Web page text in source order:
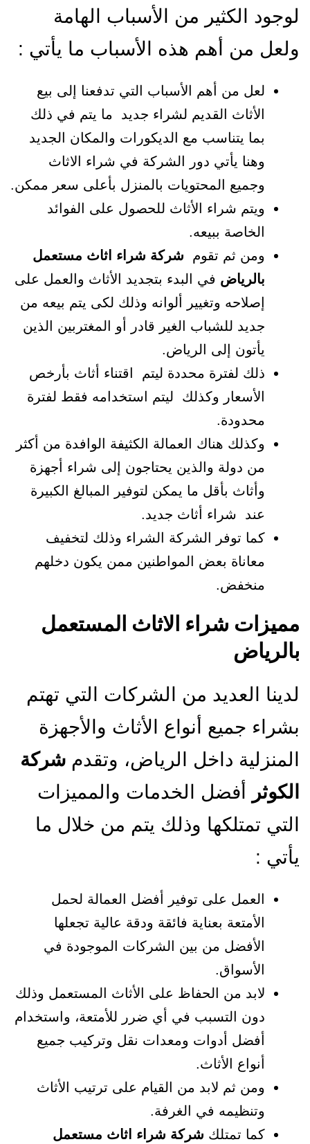
لوجود الكثير من الأسباب الهامة
ولعل من أهم هذه الأسباب ما يأتي :
لعل من أهم الأسباب التي تدفعنا إلى بيع
الأثاث القديم لشراء جديد ما يتم في ذلك
بما يتناسب مع الديكورات والمكان الجديد
وهنا يأتي دور الشركة في شراء الاثاث
وجميع المحتويات بالمنزل بأعلى سعر ممكن.
ويتم شراء الأثاث للحصول على الفوائد
الخاصة ببيعه.
ومن ثم تقوم شركة شراء اثاث مستعمل
بالرياض في البدء بتجديد الأثاث والعمل على
إصلاحه وتغيير ألوانه وذلك لكى يتم بيعه من
جديد للشباب الغير قادر أو المغتربين الذين
يأتون إلى الرياض.
ذلك لفترة محددة ليتم اقتناء أثاث بأرخص
الأسعار وكذلك ليتم استخدامه فقط لفترة
محدودة.
وكذلك هناك العمالة الكثيفة الوافدة من أكثر
من دولة والذين يحتاجون إلى شراء أجهزة
وأثاث بأقل ما يمكن لتوفير المبالغ الكبيرة
عند شراء أثاث جديد.
كما توفر الشركة الشراء وذلك لتخفيف
معاناة بعض المواطنين ممن يكون دخلهم
منخفض.
مميزات شراء الاثاث المستعمل
بالرياض
لدينا العديد من الشركات التي تهتم
بشراء جميع أنواع الأثاث والأجهزة
المنزلية داخل الرياض، وتقدم شركة
الكوثر
أفضل الخدمات والمميزات
التي تمتلكها وذلك يتم من خلال ما
يأتي :
العمل على توفير أفضل العمالة لحمل
الأمتعة بعناية فائقة ودقة عالية تجعلها
الأفضل من بين الشركات الموجودة في
الأسواق.
لابد من الحفاظ على الأثاث المستعمل وذلك
دون التسبب في أي ضرر للأمتعة، واستخدام
أفضل أدوات ومعدات نقل وتركيب جميع
أنواع الأثاث.
ومن ثم لابد من القيام على ترتيب الأثاث
وتنظيمه في الغرفة.
كما تمتلك شركة شراء اثاث مستعمل